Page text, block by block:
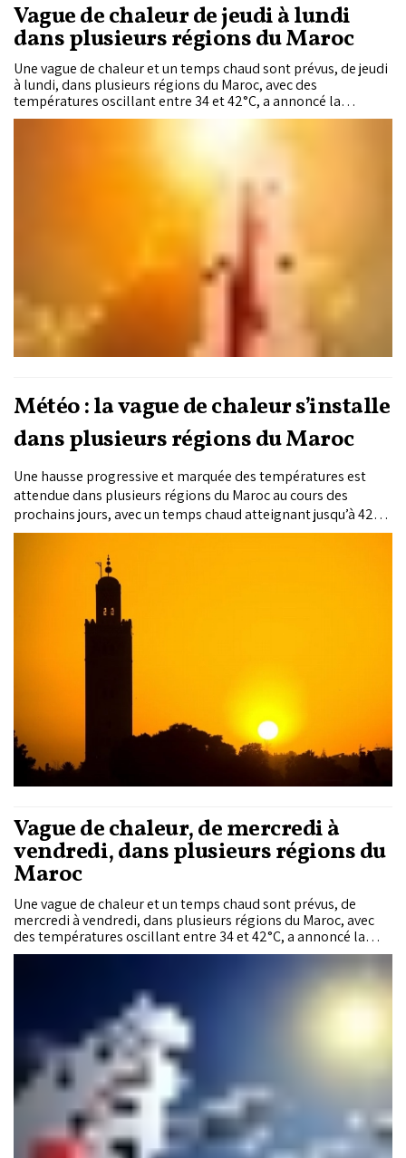
Vague de chaleur de jeudi à lundi
dans plusieurs régions du Maroc
Une vague de chaleur et un temps chaud sont prévus, de jeudi
à lundi, dans plusieurs régions du Maroc, avec des
températures oscillant entre 34 et 42°C, a annoncé la
Direction générale de la météorologie (DGM).
Météo : la vague de chaleur s’installe
dans plusieurs régions du Maroc
Une hausse progressive et marquée des températures est
attendue dans plusieurs régions du Maroc au cours des
prochains jours, avec un temps chaud atteignant jusqu’à 42°C
sur les plaines intérieures, le sud-est et les provinces
sahariennes, selon les prévisions de la Direction générale de
la météorologie.
Vague de chaleur, de mercredi à
vendredi, dans plusieurs régions du
Maroc
Une vague de chaleur et un temps chaud sont prévus, de
mercredi à vendredi, dans plusieurs régions du Maroc, avec
des températures oscillant entre 34 et 42°C, a annoncé la
Direction générale de la météorologie (DGM).